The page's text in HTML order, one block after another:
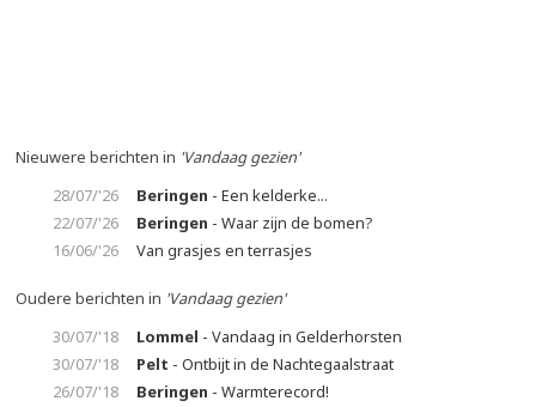
Nieuwere berichten in 'Vandaag gezien'
28/07/'26
Beringen - Een kelderke...
22/07/'26
Beringen - Waar zijn de bomen?
16/06/'26
Van grasjes en terrasjes
Oudere berichten in 'Vandaag gezien'
30/07/'18
Lommel - Vandaag in Gelderhorsten
30/07/'18
Pelt - Ontbijt in de Nachtegaalstraat
26/07/'18
Beringen - Warmterecord!